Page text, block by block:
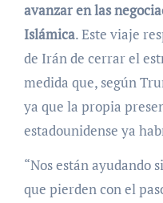
avanzar en las
Islámica. Este viaje
de Irán de cerrar el
medida que, según
ya que la propia
estadounidense ya
“Nos están ayudando
que pierden con el